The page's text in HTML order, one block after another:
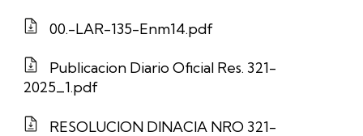
00.-LAR-135-Enm14.pdf
Publicacion Diario Oficial Res. 321-
2025_1.pdf
RESOLUCION DINACIA NRO 321-